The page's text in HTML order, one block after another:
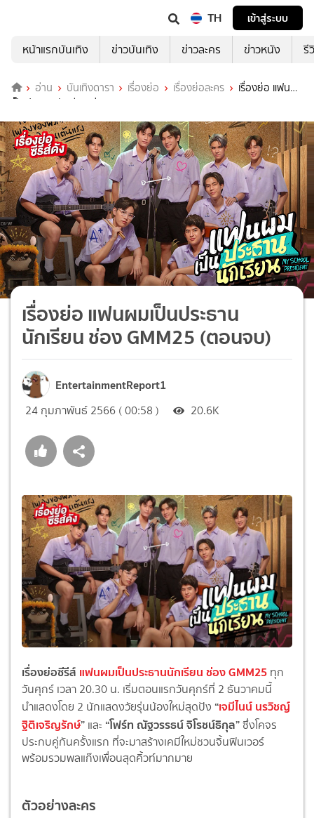
TH
เข้าสู่ระบบ
หน้าแรกบันเทิง
ข่าวบันเทิง ข่าวละคร ข่าวหนัง รี
อ่าน บันเทิงดารา เรื่องย่อ เรื่องย่อละคร
เรื่องย่อ แฟนผม
เป็นประธานนักเรียน ช่อง GMM25 (ตอนจบ)
เรื่องย่อ แฟนผมเป็นประธาน
นักเรียน ช่อง GMM25 (ตอนจบ)
EntertainmentReport1
24 กุมภาพันธ์ 2566 ( 00:58 ) 20.6K
เรื่องย่อซีรีส์ แฟนผมเป็นประธานนักเรียน ช่อง GMM25 ทุก
วันศุกร์ เวลา 20.30 น. เริ่มตอนแรกวันศุกร์ที่ 2 ธันวาคมนี้
นำแสดงโดย 2 นักแสดงวัยรุ่นน้องใหม่สุดปัง “เจมีไนน์ นรวิชญ์
ฐิติเจริญรักษ์” และ “โฟร์ท ณัฐวรรธน์ จิโรชน์ธิกุล”ซึ่งโคจร
ประกบคู่กันครั้งแรก ที่จะมาสร้างเคมีใหม่ชวนจิ้นฟินเวอร์
พร้อมรวมพลแก๊งเพื่อนสุดคิ้วท์มากมาย
ตัวอย่างละคร